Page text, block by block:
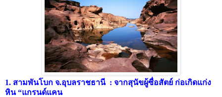
1. สามพันโบก จ.อุบลราชธานี: จากสุนัขผู้ซื่อสัตย์ ก่อเกิดแก่ง
หิน“แกรนด์แคน